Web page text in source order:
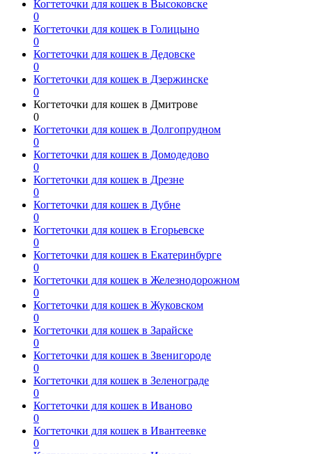
Когтеточки для кошек в Высоковске
0
Когтеточки для кошек в Голицыно
0
Когтеточки для кошек в Дедовске
0
Когтеточки для кошек в Дзержинске
0
Когтеточки для кошек в Дмитрове
0
Когтеточки для кошек в Долгопрудном
0
Когтеточки для кошек в Домодедово
0
Когтеточки для кошек в Дрезне
0
Когтеточки для кошек в Дубне
0
Когтеточки для кошек в Егорьевске
0
Когтеточки для кошек в Екатеринбурге
0
Когтеточки для кошек в Железнодорожном
0
Когтеточки для кошек в Жуковском
0
Когтеточки для кошек в Зарайске
0
Когтеточки для кошек в Звенигороде
0
Когтеточки для кошек в Зеленограде
0
Когтеточки для кошек в Иваново
0
Когтеточки для кошек в Ивантеевке
0